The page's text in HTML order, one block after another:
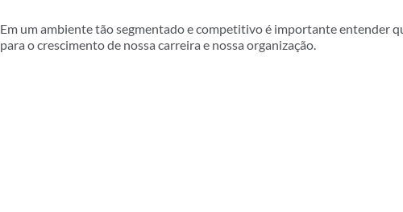
Em um ambiente tão segmentado e competitivo é importante entender
para o crescimento de nossa carreira e nossa organização.